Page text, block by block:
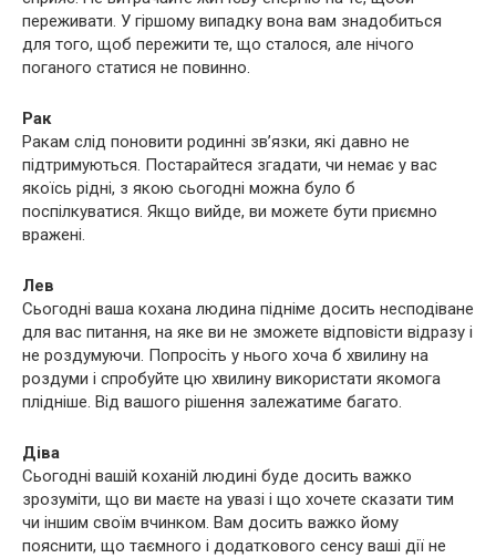
переживати. У гіршому випадку вона вам знадобиться
для того, щоб пережити те, що сталося, але нічого
поганого статися не повинно.
Рак
Ракам слід поновити родинні зв’язки, які давно не
підтримуються. Постарайтеся згадати, чи немає у вас
якоїсь рідні, з якою сьогодні можна було б
поспілкуватися. Якщо вийде, ви можете бути приємно
вражені.
Лев
Сьогодні ваша кохана людина підніме досить несподіване
для вас питання, на яке ви не зможете відповісти відразу і
не роздумуючи. Попросіть у нього хоча б хвилину на
роздуми і спробуйте цю хвилину використати якомога
плідніше. Від вашого рішення залежатиме багато.
Діва
Сьогодні вашій коханій людині буде досить важко
зрозуміти, що ви маєте на увазі і що хочете сказати тим
чи іншим своїм вчинком. Вам досить важко йому
пояснити, що таємного і додаткового сенсу ваші дії не